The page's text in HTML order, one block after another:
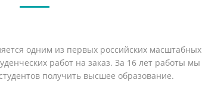
одним из первых российских масштабных
работ на заказ. За 16 лет работы мы
получить высшее образование.